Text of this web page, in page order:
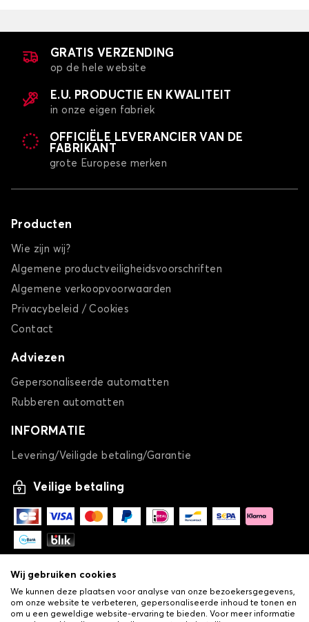
GRATIS VERZENDING
op de hele website
E.U. PRODUCTIE EN KWALITEIT
in onze eigen fabriek
OFFICIËLE LEVERANCIER VAN DE
FABRIKANT
grote Europese merken
Producten
Wie zijn wij?
Algemene productveiligheidsvoorschriften
Algemene verkoopvoorwaarden
Privacybeleid / Cookies
Contact
Adviezen
Gepersonaliseerde automatten
Rubberen automatten
INFORMATIE
Levering/Veiligde betaling/Garantie
Veilige betaling
Wij gebruiken cookies
We kunnen deze plaatsen voor analyse van onze bezoekersgegevens,
om onze website te verbeteren, gepersonaliseerde inhoud te tonen en
om u een geweldige website-ervaring te bieden. Voor meer informatie